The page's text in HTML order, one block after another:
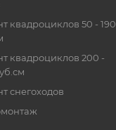
квадроциклов 50 - 190
квадроциклов 200 -
снегоходов